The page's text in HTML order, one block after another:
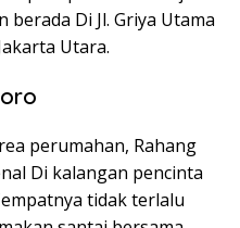
Di Jl. Griya Utama
Utara.
perumahan, Rahang
Di kalangan pencinta
tidak terlalu